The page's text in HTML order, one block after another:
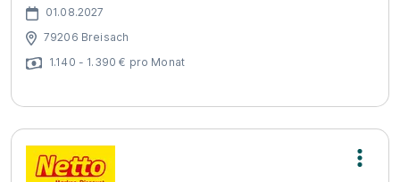
01.08.2027
79206 Breisach
1.140 - 1.390 € pro Monat